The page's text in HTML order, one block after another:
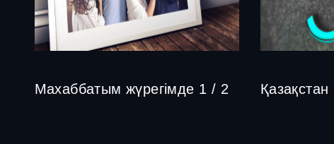
Махаббатым жүрегімде 1 / 2